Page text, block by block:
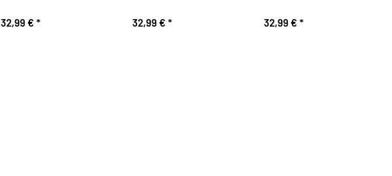
32,99 € * 32,99 € * 32,99 € *